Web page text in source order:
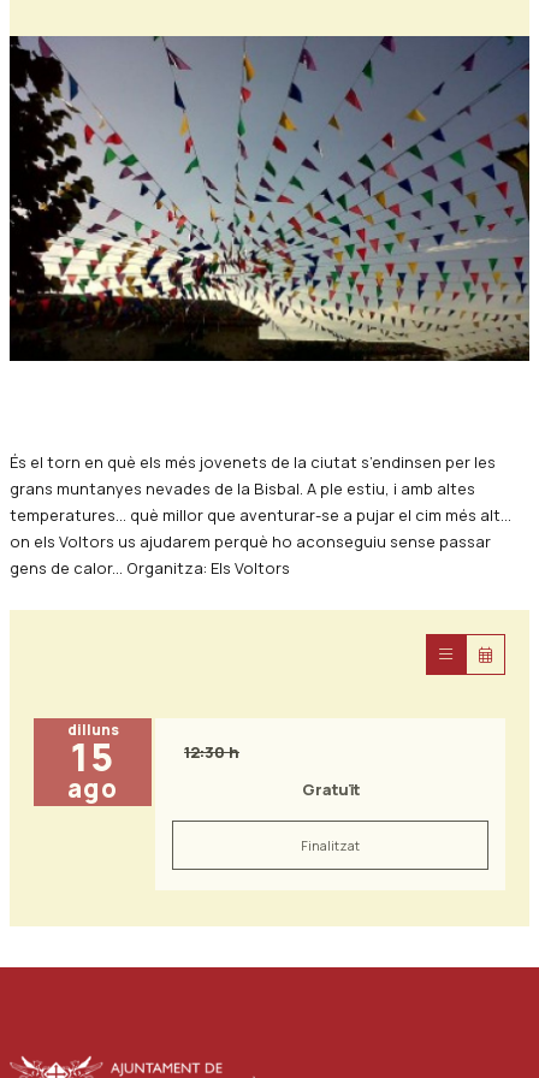
És el torn en què els més jovenets de la ciutat s’endinsen per les
grans muntanyes nevades de la Bisbal. A ple estiu, i amb altes
temperatures... què millor que aventurar-se a pujar el cim més alt...
on els Voltors us ajudarem perquè ho aconseguiu sense passar
gens de calor... Organitza: Els Voltors
dilluns
15
ago
12:30 h
Gratuït
Finalitzat